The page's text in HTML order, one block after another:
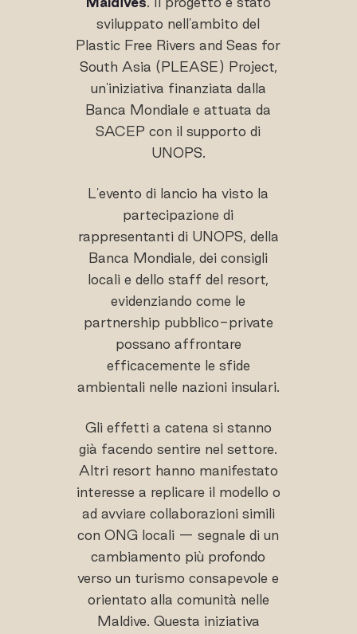
sviluppato nell'ambito del
Plastic Free Rivers and Seas for
South Asia (PLEASE) Project,
un'iniziativa finanziata dalla
Banca Mondiale e attuata da
SACEP con il supporto di
UNOPS.
L'evento di lancio ha visto la
partecipazione di
rappresentanti di UNOPS, della
Banca Mondiale, dei consigli
locali e dello staff del resort,
evidenziando come le
partnership pubblico-private
possano affrontare
efficacemente le sfide
ambientali nelle nazioni insulari.
Gli effetti a catena si stanno
già facendo sentire nel settore.
Altri resort hanno manifestato
interesse a replicare il modello o
ad avviare collaborazioni simili
con ONG locali — segnale di un
cambiamento più profondo
verso un turismo consapevole e
orientato alla comunità nelle
Maldive. Questa iniziativa